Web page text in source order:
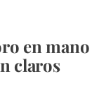
en mano
claros